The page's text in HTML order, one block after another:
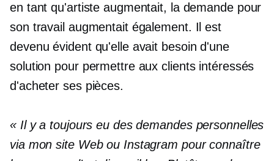
en tant qu'artiste augmentait, la demande pour
son travail augmentait également. Il est
devenu évident qu'elle avait besoin d'une
solution pour permettre aux clients intéressés
d'acheter ses pièces.
« Il y a toujours eu des demandes personnelles
via mon site Web ou Instagram pour connaître